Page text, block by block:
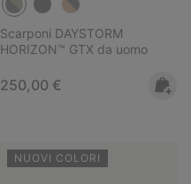
Scarponi DAYSTORM
HORIZON™ GTX da uomo
Regular price:
250,00 €
NUOVI COLORI